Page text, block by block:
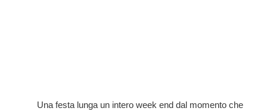
Una festa lunga un intero week end dal momento che